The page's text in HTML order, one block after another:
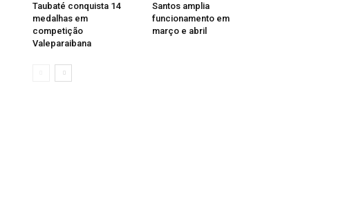
Taubaté conquista 14
medalhas em
competição
Valeparaibana
Santos amplia
funcionamento em
março e abril